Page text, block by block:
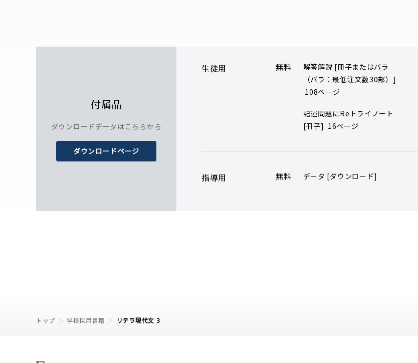
付属品
ダウンロードデータはこちらから
ダウンロードページ
生徒用 無料
解答解説 [冊子またはバラ
（バラ：最低注文数30部）]
108ページ
記述問題にReトライノート
[冊子] 16ページ
指導用 無料 データ [ダウンロード]
トップ 学校採用書籍 リテラ現代文 3